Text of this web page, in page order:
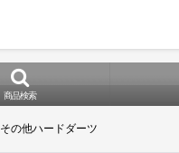
商品検索
その他ハードダーツ